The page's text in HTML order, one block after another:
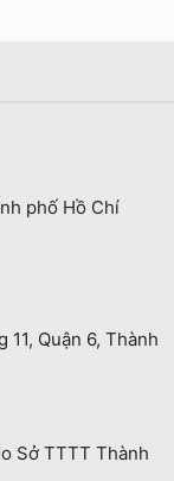
phố Hồ Chí
11, Quận 6, Thành
Sở TTTT Thành